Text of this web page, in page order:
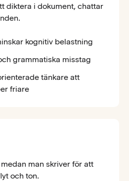
diktera i dokument, chattar
kognitiv belastning
grammatiska misstag
tänkare att
friare
man skriver för att
och ton.